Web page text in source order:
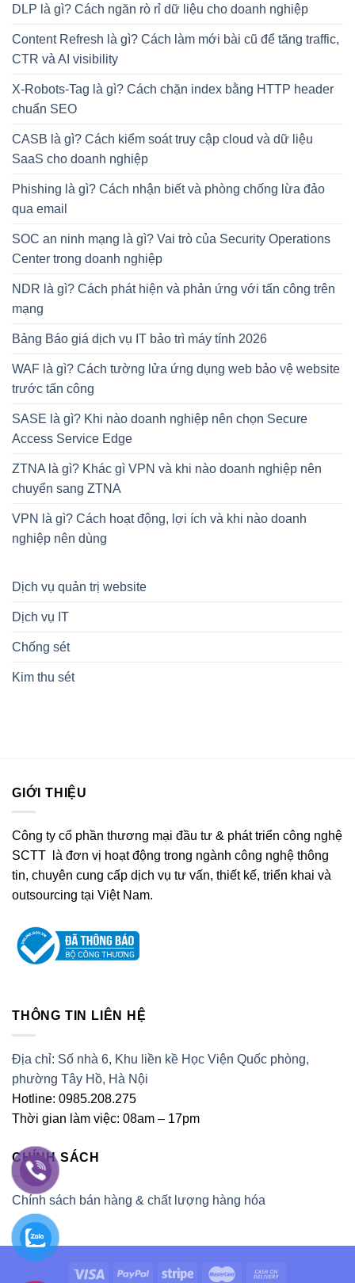
DLP là gì? Cách ngăn rò rỉ dữ liệu cho doanh nghiệp
Content Refresh là gì? Cách làm mới bài cũ để tăng traffic,
CTR và AI visibility
X-Robots-Tag là gì? Cách chặn index bằng HTTP header
chuẩn SEO
CASB là gì? Cách kiểm soát truy cập cloud và dữ liệu
SaaS cho doanh nghiệp
Phishing là gì? Cách nhận biết và phòng chống lừa đảo
qua email
SOC an ninh mạng là gì? Vai trò của Security Operations
Center trong doanh nghiệp
NDR là gì? Cách phát hiện và phản ứng với tấn công trên
mạng
Bảng Báo giá dịch vụ IT bảo trì máy tính 2026
WAF là gì? Cách tường lửa ứng dụng web bảo vệ website
trước tấn công
SASE là gì? Khi nào doanh nghiệp nên chọn Secure
Access Service Edge
ZTNA là gì? Khác gì VPN và khi nào doanh nghiệp nên
chuyển sang ZTNA
VPN là gì? Cách hoạt động, lợi ích và khi nào doanh
nghiệp nên dùng
Dịch vụ quản trị website
Dịch vụ IT
Chống sét
Kim thu sét
GIỚI THIỆU
Công ty cổ phần thương mại đầu tư & phát triển công nghệ
SCTT là đơn vị hoạt động trong ngành công nghệ thông
tin, chuyên cung cấp dịch vụ tư vấn, thiết kế, triển khai và
outsourcing tại Việt Nam.
THÔNG TIN LIÊN HỆ
Địa chỉ: Số nhà 6, Khu liền kề Học Viện Quốc phòng,
phường Tây Hồ, Hà Nội
Hotline: 0985.208.275
Thời gian làm việc: 08am – 17pm
CHÍNH SÁCH
Chính sách bán hàng & chất lượng hàng hóa